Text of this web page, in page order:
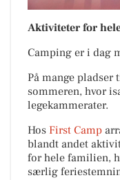
Aktiviteter for
Camping er i dag
På mange
sommeren, hvor
legekammerater.
Hos First Camp
blandt andet
for hele familien,
særlig